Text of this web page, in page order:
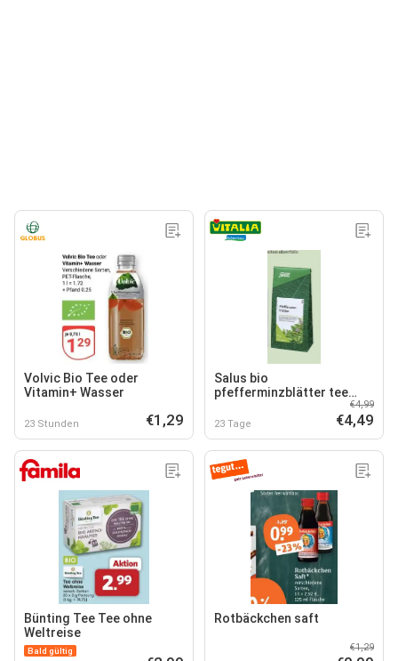
Volvic Bio Tee oder
Vitamin+ Wasser
23 Stunden €1,29
Salus bio
pfefferminzblätter tee
23 Tage
€4,99
€4,49
Bünting Tee Tee ohne
Weltreise
Bald gültig
Rotbäckchen saft
€1,29